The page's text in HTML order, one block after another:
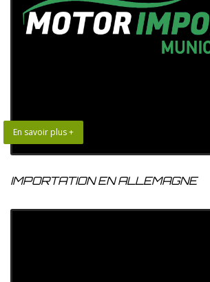
En savoir plus +
IMPORTATION EN ALLEMAGNE